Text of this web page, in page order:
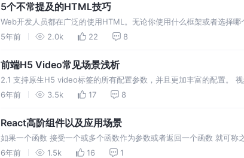
5个不常提及的HTML技巧
Web开发人员都在广泛的使用HTML。无论你使用什么框架或者选择
性是大部分开发者不熟知的。虽然现在有很多的模版引擎供我们使用
5年前 2.0k 22 8
前端H5 Video常见场景浅析
2.1 支持原生H5 video标签的所有配置参数，并且更加丰富的配置。
URL.createObjectURL() 静态方法会创建一个 DOMString，其中包含
6年前 3.5k 17 8
React高阶组件以及应用场景
如果一个函数 接受一个或多个函数作为参数或者返回一个函数 就可
为 高阶组件。 所以你可能会发现，当高阶组件中返回的组件是 无状
6年前 1.5k 16 1